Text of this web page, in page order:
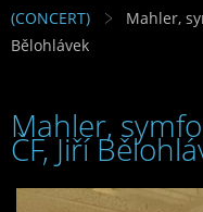
(CONCERT)
Mahler,
Bělohlávek
Mahler,
ČF, Jiří